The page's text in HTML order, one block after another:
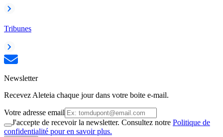
Tribunes
Newsletter
Recevez Aleteia chaque jour dans votre boite e-mail.
Votre adresse email
J'accepte de recevoir la newsletter. Consultez notre Politique de
confidentialité pour en savoir plus.